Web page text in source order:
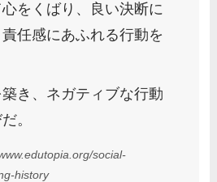
をくばり、良い決断に
任感にあふれる行動を
き、ネガティブな行動
。
social-
history